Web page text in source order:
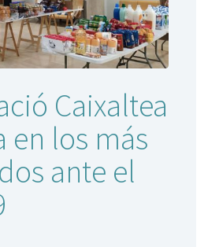
Caixaltea
en los más
ante el